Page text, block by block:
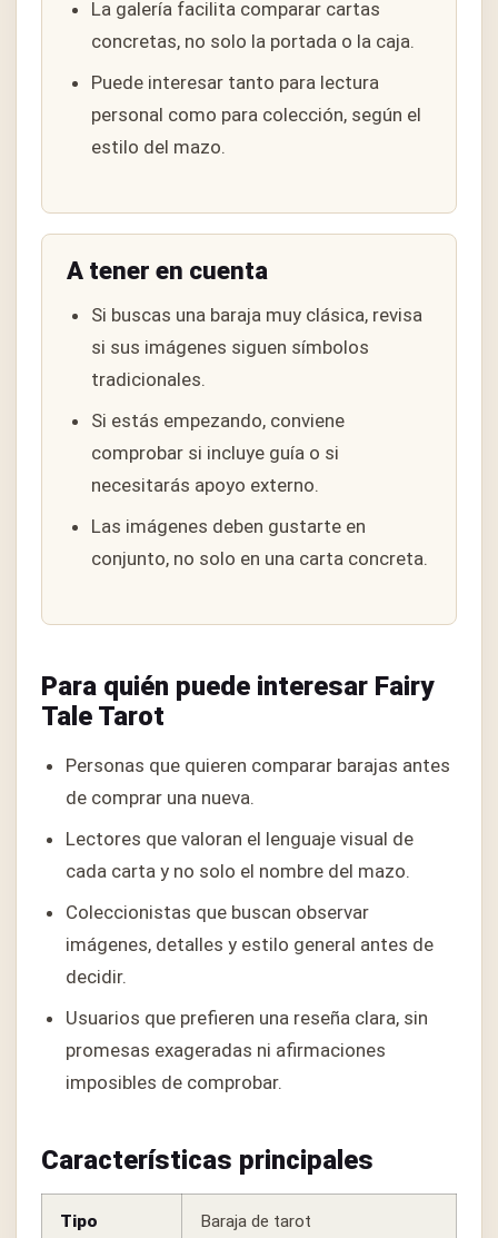
La galería facilita comparar cartas
concretas, no solo la portada o la caja.
Puede interesar tanto para lectura
personal como para colección, según el
estilo del mazo.
A tener en cuenta
Si buscas una baraja muy clásica, revisa
si sus imágenes siguen símbolos
tradicionales.
Si estás empezando, conviene
comprobar si incluye guía o si
necesitarás apoyo externo.
Las imágenes deben gustarte en
conjunto, no solo en una carta concreta.
Para quién puede interesar Fairy
Tale Tarot
Personas que quieren comparar barajas antes
de comprar una nueva.
Lectores que valoran el lenguaje visual de
cada carta y no solo el nombre del mazo.
Coleccionistas que buscan observar
imágenes, detalles y estilo general antes de
decidir.
Usuarios que prefieren una reseña clara, sin
promesas exageradas ni afirmaciones
imposibles de comprobar.
Características principales
Tipo Baraja de tarot